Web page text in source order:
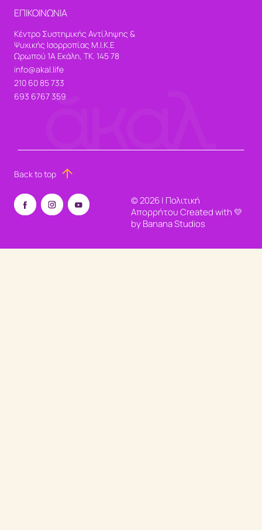
ΕΠΙΚΟΙΝΩΝΙΑ
Κέντρο Συστημικής Αντίληψης &
Ψυχικής Ισορροπίας Μ.Ι.Κ.Ε
Ωρωπού 1Α Εκάλη, ΤΚ. 145 78
info@akal.life
210 60 85 733
693 6767 359
Back to top
© 2026 | Πολιτική
Απορρήτου Created with 💛
by Banana Studios